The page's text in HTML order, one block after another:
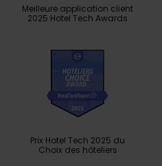
Meilleure application client
2025 Hotel Tech Awards
Prix ​​Hotel Tech 2025 du
Choix des hôteliers